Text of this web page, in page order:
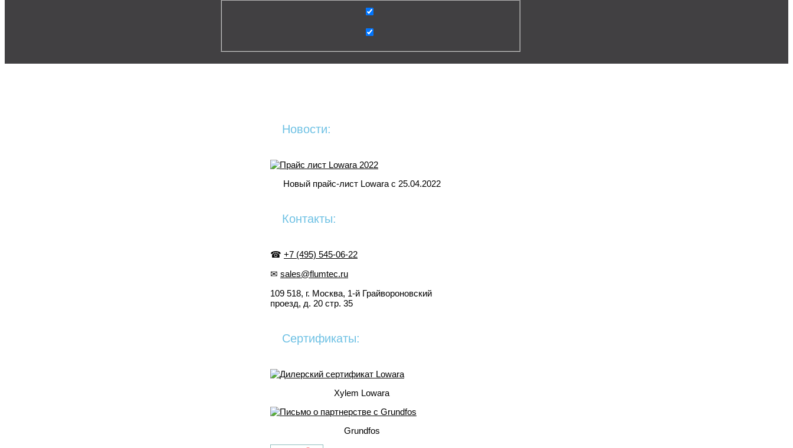
Новости:
Новый прайс-лист Lowara c 25.04.2022
Контакты:
☎ +7 (495) 545-06-22
✉ sales@flumtec.ru
109 518, г. Москва, 1-й Грайвороновский
проезд, д. 20 стр. 35
Сертификаты:
Xylem Lowara
Grundfos